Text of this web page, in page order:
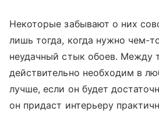
Некоторые забывают о них
лишь тогда, когда нужно чем-
неудачный стык обоев. Между
действительно необходим в
лучше, если он будет
он придаст интерьеру